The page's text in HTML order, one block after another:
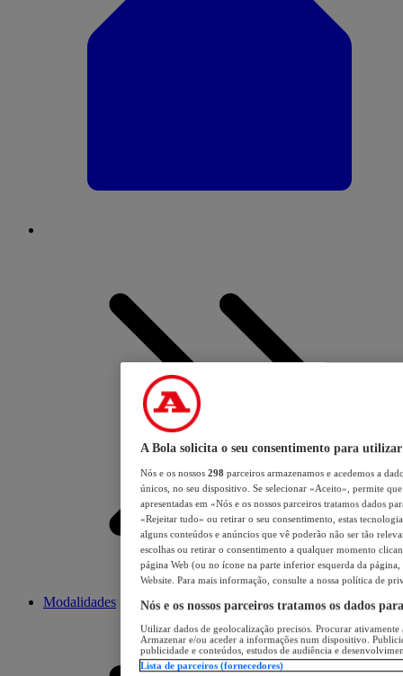
Modalidades
A Bola solicita o seu consentimento para utilizar
Nós e os nossos 298 parceiros armazenamos e acedemos a
únicos, no seu dispositivo. Se selecionar «Aceito», permite
apresentadas em «Nós e os nossos parceiros tratamos dados
«Rejeitar tudo» ou retirar o seu consentimento, estas
alguns conteúdos e anúncios que vê poderão não ser tão
escolhas ou retirar o consentimento a qualquer momento
página Web (ou no ícone na parte inferior esquerda da página,
Website. Para mais informação, consulte a nossa política de
Nós e os nossos parceiros tratamos os dados
Utilizar dados de geolocalização precisos. Procurar
Armazenar e/ou aceder a informações num dispositivo.
publicidade e conteúdos, estudos de audiência e
Lista de parceiros (fornecedores)